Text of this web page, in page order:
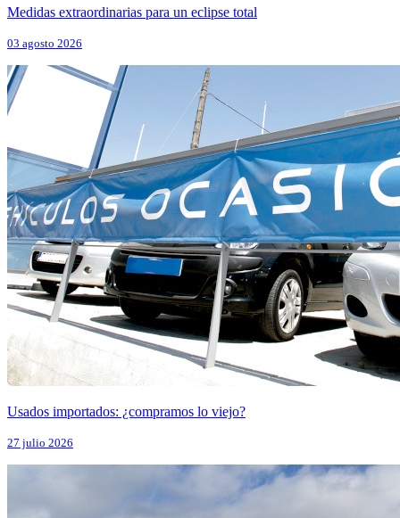
Medidas extraordinarias para un eclipse total
03 agosto 2026
Usados importados: ¿compramos lo viejo?
27 julio 2026